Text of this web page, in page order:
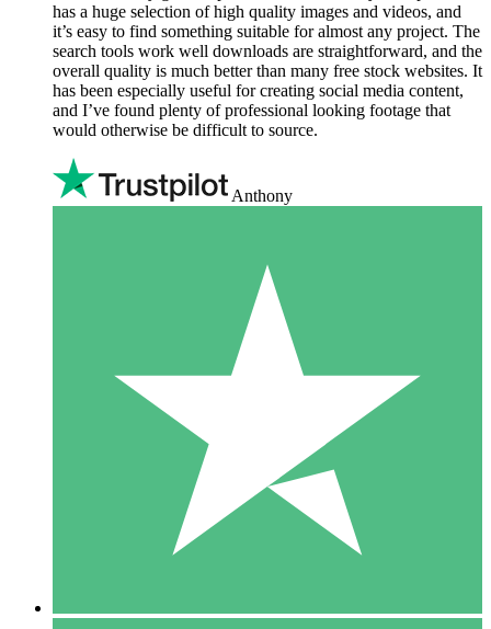
has a huge selection of high quality images and videos, and
it’s easy to find something suitable for almost any project. The
search tools work well downloads are straightforward, and the
overall quality is much better than many free stock websites. It
has been especially useful for creating social media content,
and I’ve found plenty of professional looking footage that
would otherwise be difficult to source.
Anthony